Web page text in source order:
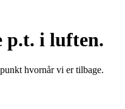
p.t. i luften.
hvornår vi er tilbage.